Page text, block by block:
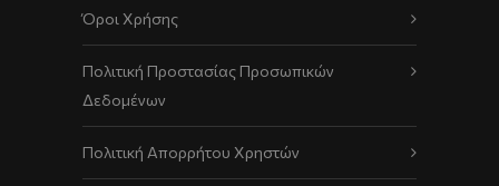
Όροι Χρήσης
Πολιτική Προστασίας Προσωπικών
Δεδομένων
Πολιτική Απορρήτου Χρηστών